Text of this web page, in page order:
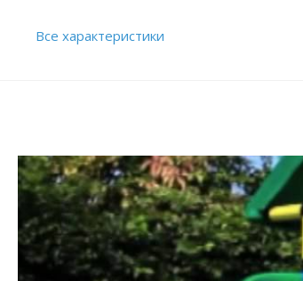
Все характеристики